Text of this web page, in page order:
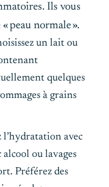
Ils vous
peau normale ».
un lait ou
quelques
à grains
l’hydratation avec
alcool ou lavages
Préférez des